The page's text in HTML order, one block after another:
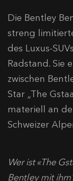
Die Bentley
streng
des Luxus-
Radstand. Sie
zwischen
Star „The
materiell an
Schweizer
Wer ist «The
Bentley mit